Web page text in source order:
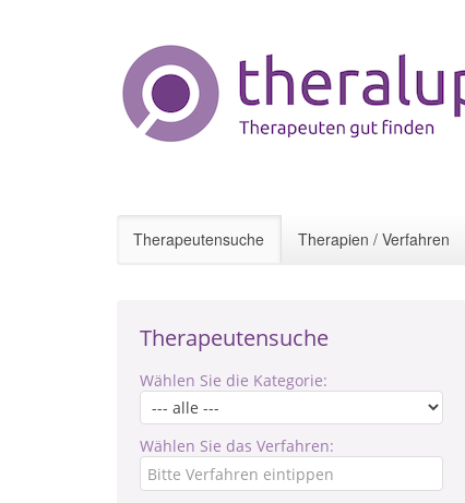
Therapeutensuche Therapien / Verfahren
Therapeutensuche
Wählen Sie die Kategorie:
Wählen Sie das Verfahren: